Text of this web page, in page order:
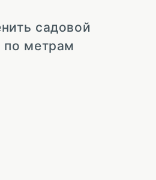
садовой
метрам